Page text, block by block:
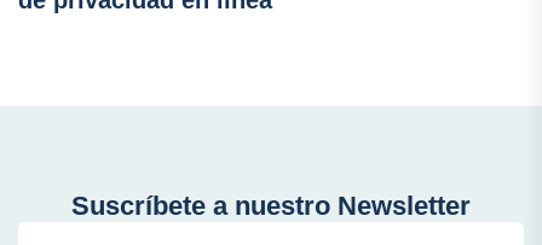
Suscríbete a nuestro Newsletter